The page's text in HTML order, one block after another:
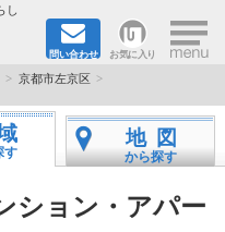
し
問い合わせ お気に入り ×
京都市左京区
す
地図
から探す
ション・アパー